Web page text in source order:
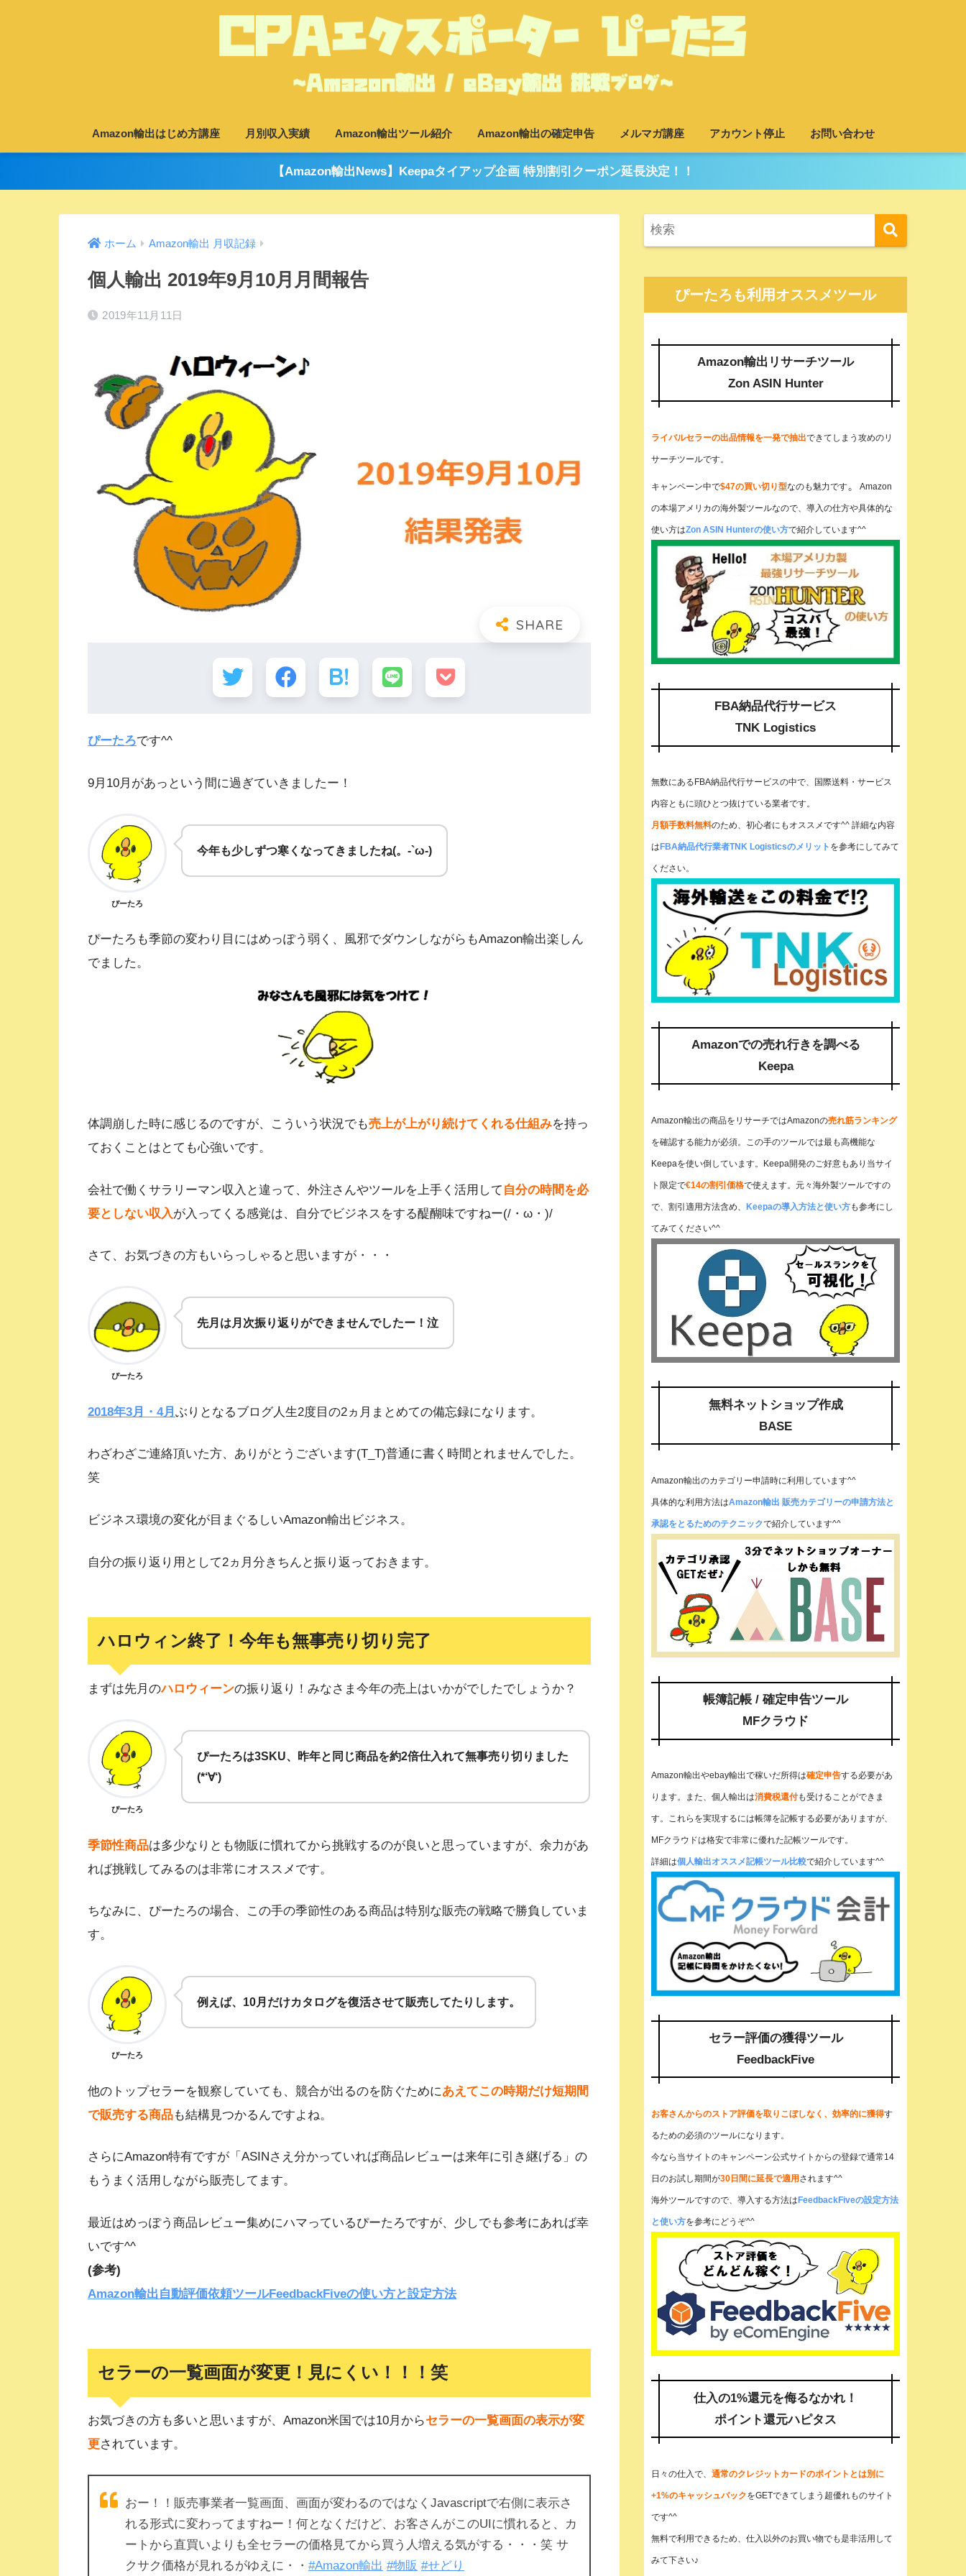
Amazon輸出はじめ方講座 月別収入実績 Amazon輸出ツール紹介 Amazon輸出の確定申告 メルマガ講座 アカウント停止 お問い合わせ
【Amazon輸出News】Keepaタイアップ企画 特別割引クーポン延長決定！！
ホーム Amazon輸出 月収記録
個人輸出 2019年9月10月月間報告
2019年11月11日
ぴーたろです^^
9月10月があっという間に過ぎていきましたー！
ぴーたろ
今年も少しずつ寒くなってきましたね(。-`ω-)
ぴーたろも季節の変わり目にはめっぽう弱く、風邪でダウンしながらもAmazon輸出楽しん
でました。
体調崩した時に感じるのですが、こういう状況でも売上が上がり続けてくれる仕組みを持っ
ておくことはとても心強いです。
会社で働くサラリーマン収入と違って、外注さんやツールを上手く活用して 自分の時間を必
要としない収入が入ってくる感覚は、自分でビジネスをする醍醐味ですねー(/・ω・)/
さて、お気づきの方もいらっしゃると思いますが・・・
ぴーたろ
先月は月次振り返りができませんでしたー！泣
2018年3月・4月 ぶりとなるブログ人生2度目の2ヵ月まとめての備忘録になります。
わざわざご連絡頂いた方、ありがとうございます(T_T)普通に書く時間とれませんでした。
笑
ビジネス環境の変化が目まぐるしいAmazon輸出ビジネス。
自分の振り返り用として2ヵ月分きちんと振り返っておきます。
ハロウィン終了！今年も無事売り切り完了
まずは先月のハロウィーンの振り返り！みなさま今年の売上はいかがでしたでしょうか？
ぴーたろ
ぴーたろは3SKU、昨年と同じ商品を約2倍仕入れて無事売り切りました
(*‘∀‘)
季節性商品は多少なりとも物販に慣れてから挑戦するのが良いと思っていますが、余力があ
れば挑戦してみるのは非常にオススメです。
ちなみに、ぴーたろの場合、この手の季節性のある商品は特別な販売の戦略で勝負していま
す。
ぴーたろ
例えば、10月だけカタログを復活させて販売してたりします。
他のトップセラーを観察していても、競合が出るのを防ぐためにあえてこの時期だけ短期間
で販売する商品も結構見つかるんですよね。
さらにAmazon特有ですが「ASINさえ分かっていれば商品レビューは来年に引き継げる」の
もうまく活用しながら販売してます。
最近はめっぽう商品レビュー集めにハマっているぴーたろですが、少しでも参考にあれば幸
いです^^
(参考)
Amazon輸出自動評価依頼ツールFeedbackFiveの使い方と設定方法
セラーの一覧画面が変更！見にくい！！！笑
お気づきの方も多いと思いますが、Amazon米国では10月からセラーの一覧画面の表示が変
更 されています。
おー！！販売事業者一覧画面、画面が変わるのではなくJavascriptで右側に表示さ
れる形式に変わってますねー！何となくだけど、お客さんがこのUIに慣れると、カ
ートから直買いよりも全セラーの価格見てから買う人増える気がする・・・笑 サ
クサク価格が見れるがゆえに・・ #Amazon輸出 #物販 #せどり
ぴーたろも利用オススメツール
Amazon輸出リサーチツール
Zon ASIN Hunter
ライバルセラーの出品情報を一発で抽出できてしまう攻めのリ
サーチツールです。
キャンペーン中で$47の買い切り型なのも魅力です。Amazon
の本場アメリカの海外製ツールなので、導入の仕方や具体的な
使い方はZon ASIN Hunterの使い方で紹介しています^^
FBA納品代行サービス
TNK Logistics
無数にあるFBA納品代行サービスの中で、国際送料・サービス
内容ともに頭ひとつ抜けている業者です。
月額手数料無料のため、初心者にもオススメです^^ 詳細な内容
は FBA納品代行業者TNK Logisticsのメリット を参考にしてみて
ください。
Amazonでの売れ行きを調べる
Keepa
Amazon輸出の商品をリサーチではAmazonの売れ筋ランキング
を確認する能力が必須。この手のツールでは最も高機能な
Keepaを使い倒しています。Keepa開発のご好意もあり当サイ
ト限定で€14の割引価格で使えます。元々海外製ツールですの
で、割引適用方法含め、Keepaの導入方法と使い方も参考にし
てみてください^^
無料ネットショップ作成
BASE
Amazon輸出のカテゴリー申請時に利用しています^^
具体的な利用方法はAmazon輸出 販売カテゴリーの申請方法と
承認をとるためのテクニックで紹介しています^^
帳簿記帳 / 確定申告ツール
MFクラウド
Amazon輸出やebay輸出で稼いだ所得は確定申告する必要があ
ります。また、個人輸出は消費税還付も受けることができま
す。これらを実現するには帳簿を記帳する必要がありますが、
MFクラウドは格安で非常に優れた記帳ツールです。
詳細は個人輸出オススメ記帳ツール比較で紹介しています^^
セラー評価の獲得ツール
FeedbackFive
お客さんからのストア評価を取りこぼしなく、効率的に獲得す
るための必須のツールになります。
今なら当サイトのキャンペーン公式サイトからの登録で通常14
日のお試し期間が30日間に延長で適用されます^^
海外ツールですので、導入する方法はFeedbackFiveの設定方法
と使い方を参考にどうぞ^^
仕入の1%還元を侮るなかれ！
ポイント還元ハピタス
日々の仕入で、通常のクレジットカードのポイントとは別に
+1%のキャッシュバックをGETできてしまう超優れものサイト
です^^
無料で利用できるため、仕入以外のお買い物でも是非活用して
みて下さい♪